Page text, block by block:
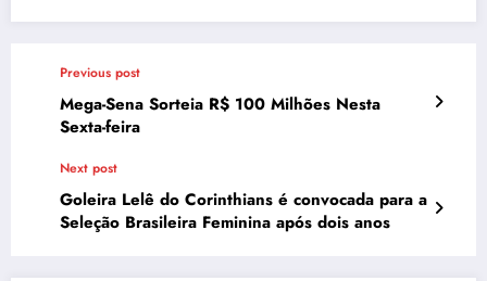
Previous post
Mega-Sena Sorteia R$ 100 Milhões Nesta
Sexta-feira
Next post
Goleira Lelê do Corinthians é convocada para a
Seleção Brasileira Feminina após dois anos